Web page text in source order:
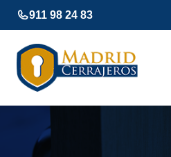
Saltar
al
contenido
911 98 24 83